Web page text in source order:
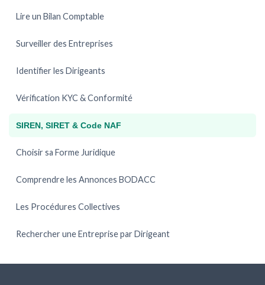
Lire un Bilan Comptable
Surveiller des Entreprises
Identifier les Dirigeants
Vérification KYC & Conformité
SIREN, SIRET & Code NAF
Choisir sa Forme Juridique
Comprendre les Annonces BODACC
Les Procédures Collectives
Rechercher une Entreprise par Dirigeant